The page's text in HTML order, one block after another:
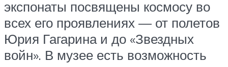
экспонаты посвящены космосу во
всех его проявлениях — от полетов
Юрия Гагарина и до «Звездных
войн». В музее есть возможность